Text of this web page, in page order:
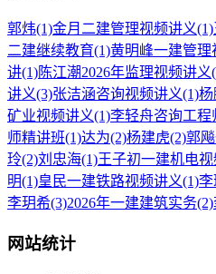
郭炜(1)金月二建管理视频讲义(1)
二建继续教育(1)黄明峰一建管理
讲(1)陈江潮2026年监理视频讲义
讲义(3)张洁涵咨询视频讲义(1)杨
矿业视频讲义(1)李轻舟咨询工程
师精讲班(1)达为(2)杨建虎(2)郭
玲(2)刘忠海(1)王子初一建机电视
明(1)皇民一建铁路视频讲义(1)李
李玥希(3)2026年一建建筑实务(2)
网站统计